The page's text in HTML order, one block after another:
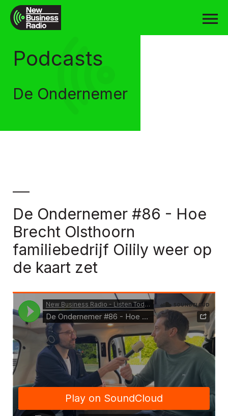
Podcasts
De Ondernemer
De Ondernemer #86 - Hoe
Brecht Olsthoorn
familiebedrijf Oilily weer op
de kaart zet